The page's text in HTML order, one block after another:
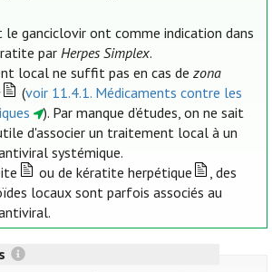
le ganciclovir ont comme indication dans
parHerpes Simplex.
local ne suffit pas en cas dezona
(voir 11.4.1. Médicaments contre les
). Par manque d’études, on ne sait
d'associer un traitement local à un
systémique.
ou de kératite herpétique
, des
locaux sont parfois associés au